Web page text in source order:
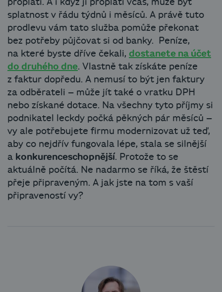
splatnost v řádu týdnů i měsíců. A právě tuto
prodlevu vám tato služba pomůže překonat
bez potřeby půjčovat si od banky. Peníze,
na které byste dříve čekali, dostanete na účet
do druhého dne. Vlastně tak získáte peníze
z faktur dopředu. A nemusí to být jen faktury
za odběrateli – může jít také o vratku DPH
nebo získané dotace. Na všechny tyto příjmy si
podnikatel leckdy počká pěkných pár měsíců –
vy ale potřebujete firmu modernizovat už teď,
aby co nejdřív fungovala lépe, stala se silnější
a konkurenceschopnější. Protože to se
aktuálně počítá. Ne nadarmo se říká, že štěstí
přeje připraveným. A jak jste na tom s vaší
připraveností vy?